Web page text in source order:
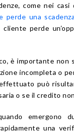
come nei
perde una
perde
è importante non
incompleta o
può
o se il credito
emergono
una